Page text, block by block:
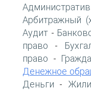
Арбитражный
Аудит -
право -
право -
Денежное
Деньги -